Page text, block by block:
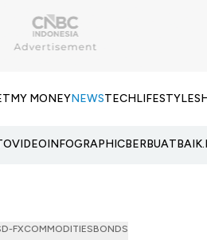
MY MONEYNEWSTECHLIFESTYLE
VIDEOINFOGRAPHIC
FXCOMMODITIESBONDS